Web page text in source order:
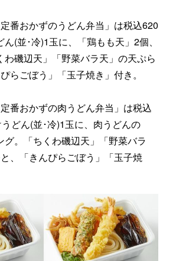
定番おかずのうどん弁当」は税込620
(並･冷)1玉に、「鶏もも天」2個、
わ磯辺天」「野菜バラ天」の天ぷら
らごぼう」「玉子焼き」付き。
定番おかずの肉うどん弁当」は税込
どん(並･冷)1玉に、肉うどんの
グ。「ちくわ磯辺天」「野菜バラ
、「きんぴらごぼう」「玉子焼